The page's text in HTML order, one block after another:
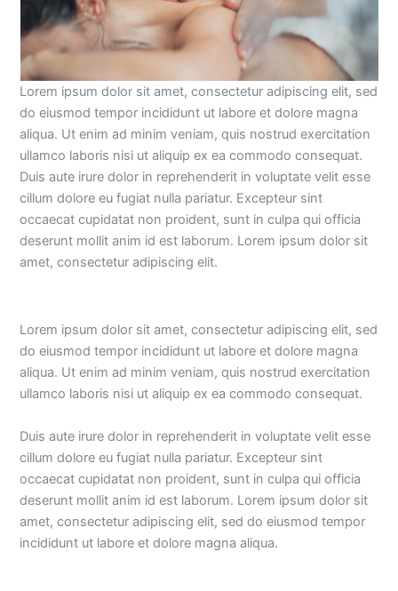
Lorem ipsum dolor sit amet, consectetur adipiscing elit, sed
do eiusmod tempor incididunt ut labore et dolore magna
aliqua. Ut enim ad minim veniam, quis nostrud exercitation
ullamco laboris nisi ut aliquip ex ea commodo consequat.
Duis aute irure dolor in reprehenderit in voluptate velit esse
cillum dolore eu fugiat nulla pariatur. Excepteur sint
occaecat cupidatat non proident, sunt in culpa qui officia
deserunt mollit anim id est laborum. Lorem ipsum dolor sit
amet, consectetur adipiscing elit.
Lorem ipsum dolor sit amet, consectetur adipiscing elit, sed
do eiusmod tempor incididunt ut labore et dolore magna
aliqua. Ut enim ad minim veniam, quis nostrud exercitation
ullamco laboris nisi ut aliquip ex ea commodo consequat.
Duis aute irure dolor in reprehenderit in voluptate velit esse
cillum dolore eu fugiat nulla pariatur. Excepteur sint
occaecat cupidatat non proident, sunt in culpa qui officia
deserunt mollit anim id est laborum. Lorem ipsum dolor sit
amet, consectetur adipiscing elit, sed do eiusmod tempor
incididunt ut labore et dolore magna aliqua.